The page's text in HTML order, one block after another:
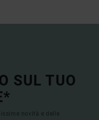
SUL TUO
novità e delle